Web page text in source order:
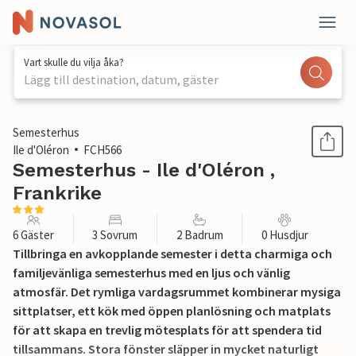
Vart skulle du vilja åka?
Lägg till destination, datum, gäster
1 / 28
Semesterhus
Ile d'Oléron
FCH566
Semesterhus - Ile d'Oléron ,
Frankrike
6 Gäster 3 Sovrum 2 Badrum 0 Husdjur
Tillbringa en avkopplande semester i detta charmiga och
familjevänliga semesterhus med en ljus och vänlig
atmosfär. Det rymliga vardagsrummet kombinerar mysiga
sittplatser, ett kök med öppen planlösning och matplats
för att skapa en trevlig mötesplats för att spendera tid
tillsammans. Stora fönster släpper in mycket naturligt